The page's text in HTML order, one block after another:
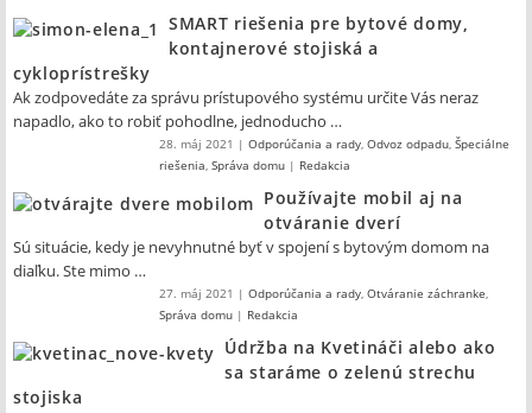
SMART riešenia pre bytové domy,
kontajnerové stojiská a
cykloprístrešky
Ak zodpovedáte za správu prístupového systému určite Vás neraz
napadlo, ako to robiť pohodlne, jednoducho …
28. máj 2021 | Odporúčania a rady, Odvoz odpadu, Špeciálne
riešenia, Správa domu| Redakcia
Používajte mobil aj na
otváranie dverí
Sú situácie, kedy je nevyhnutné byť v spojení s bytovým domom na
diaľku. Ste mimo …
27. máj 2021 | Odporúčania a rady, Otváranie záchranke,
Správa domu| Redakcia
Údržba na Kvetináči alebo ako
sa staráme o zelenú strechu
stojiska